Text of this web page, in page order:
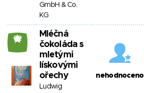
GmbH & Co.
KG
22
Mléčná
čokoláda s
mletými
lískovými
ořechy
Ludwig
nehodnoceno